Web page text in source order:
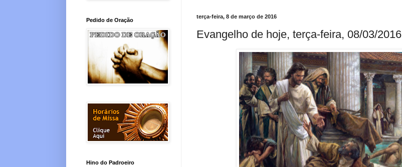
terça-feira, 8 de março de 2016
Evangelho de hoje, terça-feira, 08/03/2016
Pedido de Oração
Hino do Padroeiro